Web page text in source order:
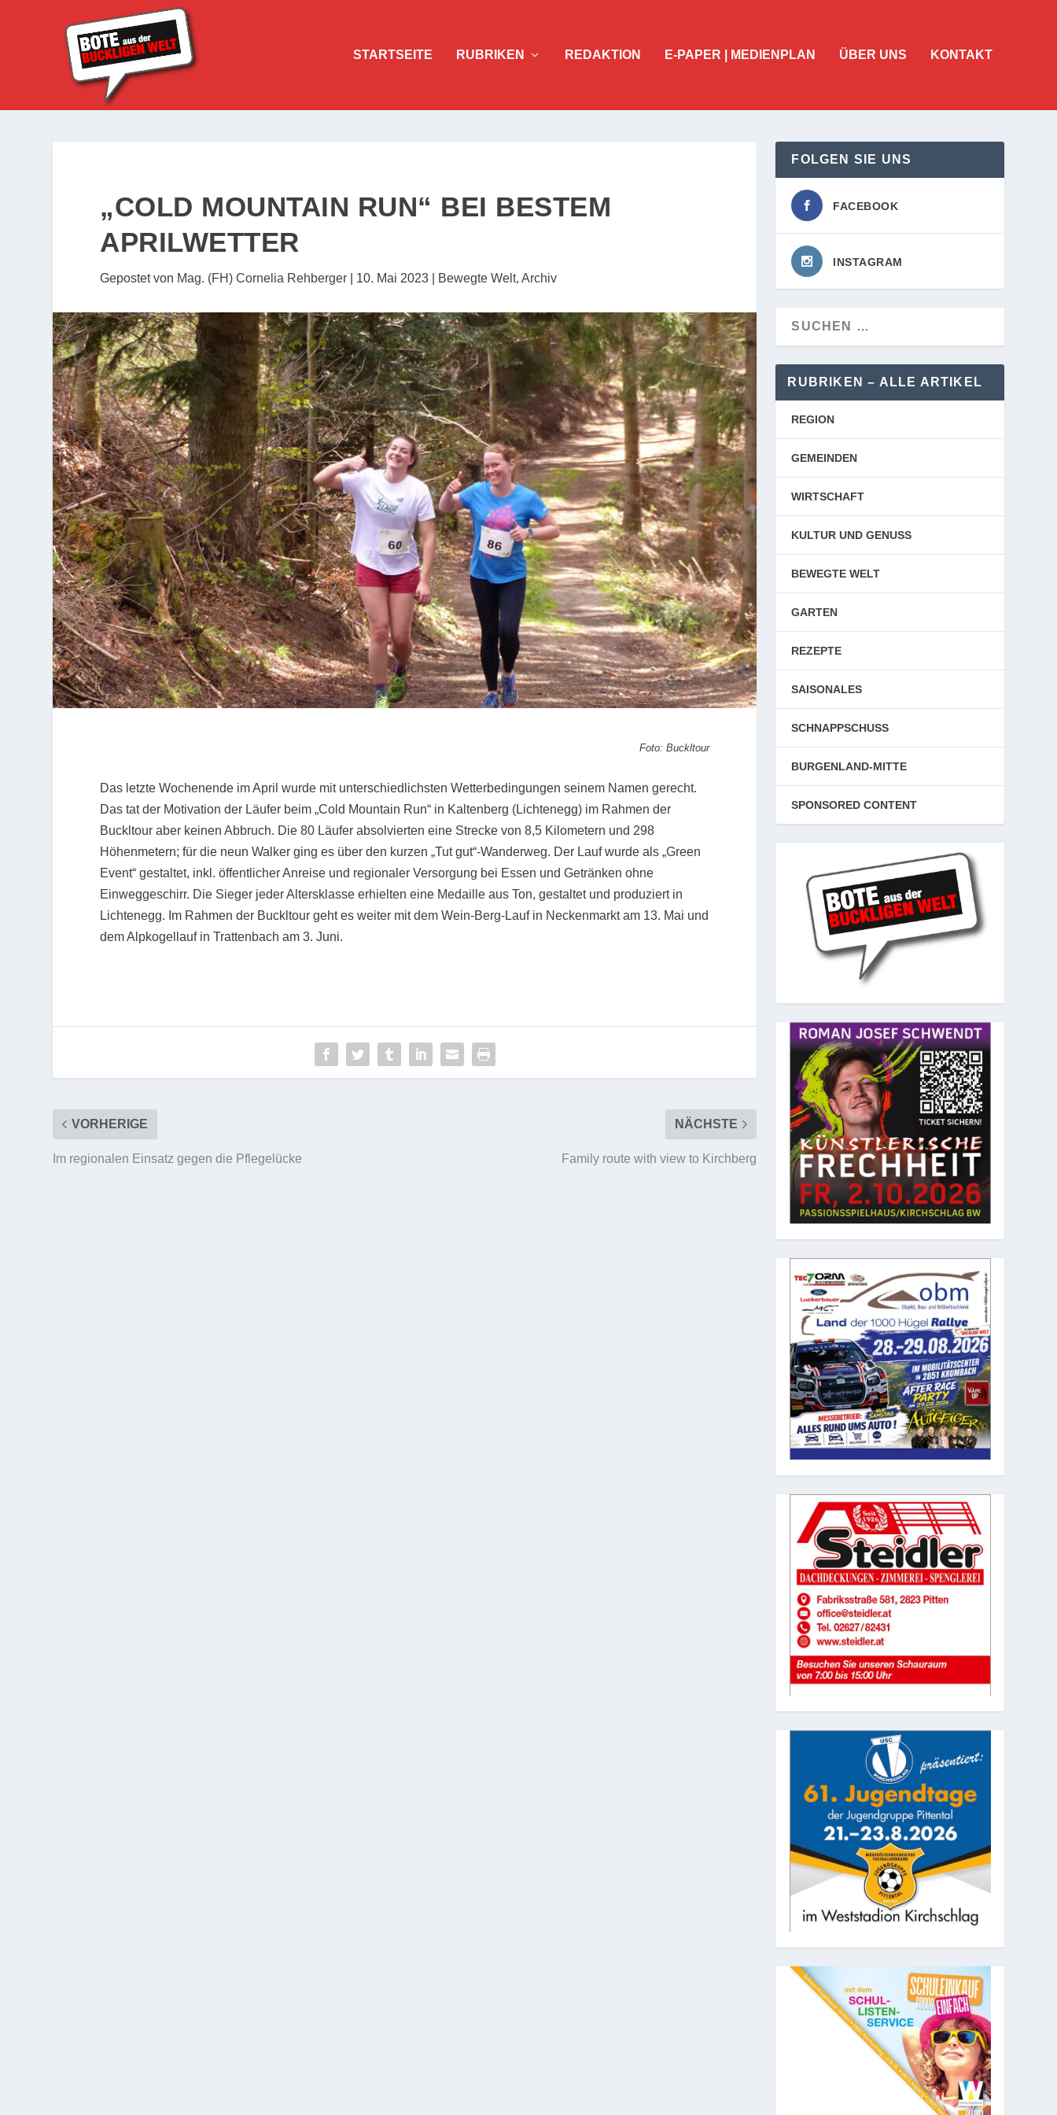
STARTSEITE RUBRIKEN REDAKTION E-PAPER | MEDIENPLAN ÜBER UNS KONTAKT
„COLD MOUNTAIN RUN“ BEI BESTEM
APRILWETTER
Gepostet von Mag. (FH) Cornelia Rehberger 10. Mai 2023 Bewegte Welt,Archiv
Foto: Buckltour
Das letzte Wochenende im April wurde mit unterschiedlichsten Wetterbedingungen seinem Namen gerecht.
Das tat der Motivation der Läufer beim „Cold Mountain Run“ in Kaltenberg (Lichtenegg) im Rahmen der
Buckltour aber keinen Abbruch. Die 80 Läufer absolvierten eine Strecke von 8,5 Kilometern und 298
Höhenmetern; für die neun Walker ging es über den kurzen „Tut gut“-Wanderweg. Der Lauf wurde als „Green
Event“ gestaltet, inkl. öffentlicher Anreise und regionaler Versorgung bei Essen und Getränken ohne
Einweggeschirr. Die Sieger jeder Altersklasse erhielten eine Medaille aus Ton, gestaltet und produziert in
Lichtenegg. Im Rahmen der Buckltour geht es weiter mit dem Wein-Berg-Lauf in Neckenmarkt am 13. Mai und
dem Alpkogellauf in Trattenbach am 3. Juni.
VORHERIGE
Im regionalen Einsatz gegen die Pflegelücke
NÄCHSTE
Family route with view to Kirchberg
FOLGEN SIE UNS
FACEBOOK
INSTAGRAM
RUBRIKEN – ALLE ARTIKEL
REGION
GEMEINDEN
WIRTSCHAFT
KULTUR UND GENUSS
BEWEGTE WELT
GARTEN
REZEPTE
SAISONALES
SCHNAPPSCHUSS
BURGENLAND-MITTE
SPONSORED CONTENT